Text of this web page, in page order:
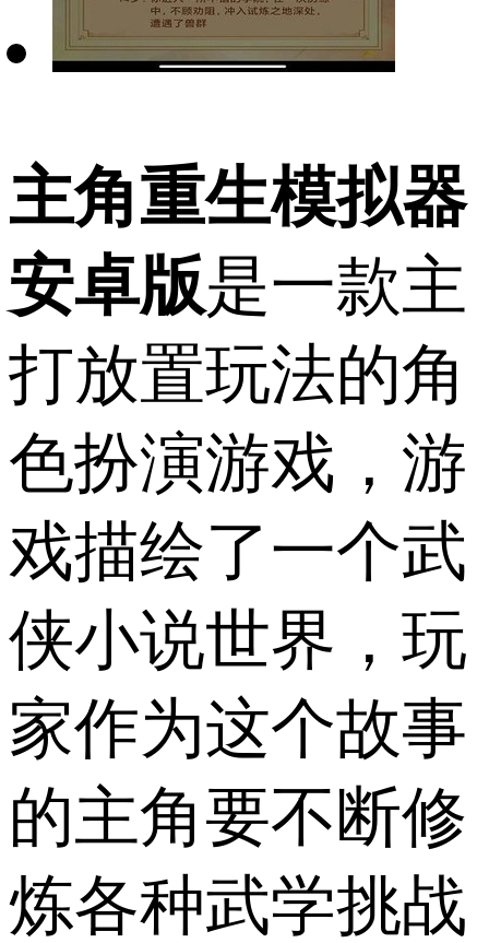
主角重生模拟器
安卓版是一款主
打放置玩法的角
色扮演游戏，游
戏描绘了一个武
侠小说世界，玩
家作为这个故事
的主角要不断修
炼各种武学挑战